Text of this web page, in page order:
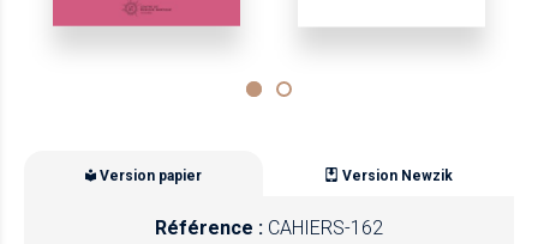
Version papier Version Newzik
Référence : CAHIERS-162